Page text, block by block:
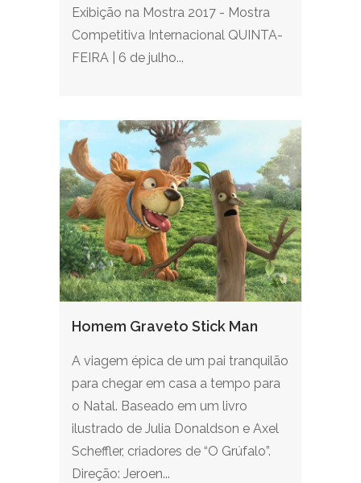
Exibição na Mostra 2017 - Mostra
Competitiva Internacional QUINTA-
FEIRA | 6 de julho...
Homem Graveto Stick Man
A viagem épica de um pai tranquilão
para chegar em casa a tempo para
o Natal. Baseado em um livro
ilustrado de Julia Donaldson e Axel
Scheffler, criadores de “O Grúfalo”.
Direção: Jeroen...